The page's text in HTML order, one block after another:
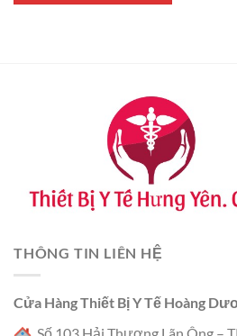
THÔNG TIN LIÊN HỆ
Cửa Hàng Thiết Bị Y Tế Hoàng